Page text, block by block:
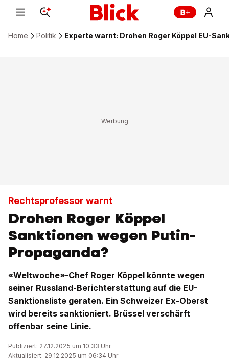
Home Politik Experte warnt: Drohen Roger Köppel EU-
Rechtsprofessor warnt
Drohen Roger Köppel
Sanktionen wegen Putin-
Propaganda?
«Weltwoche»-Chef Roger Köppel könnte wegen
seiner Russland-Berichterstattung auf die EU-
Sanktionsliste geraten. Ein Schweizer Ex-Oberst
wird bereits sanktioniert. Brüssel verschärft
offenbar seine Linie.
Publiziert: 27.12.2025 um 10:33 Uhr
Aktualisiert: 29.12.2025 um 06:34 Uhr